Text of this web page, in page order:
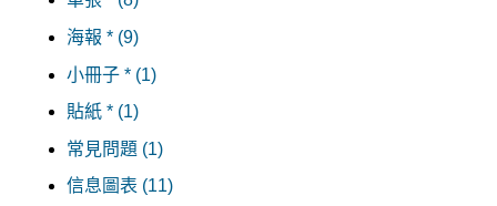
海報 * (9)
小冊子 * (1)
貼紙 * (1)
常見問題 (1)
信息圖表 (11)